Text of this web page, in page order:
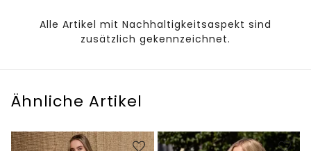
Alle Artikel mit Nachhaltigkeitsaspekt sind
zusätzlich gekennzeichnet.
Ähnliche Artikel